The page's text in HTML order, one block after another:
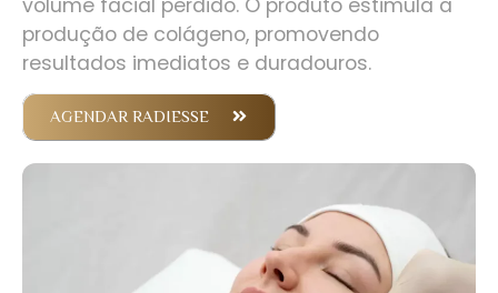
volume facial perdido. O produto estimula a
produção de colágeno, promovendo
resultados imediatos e duradouros.
AGENDAR RADIESSE